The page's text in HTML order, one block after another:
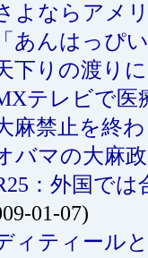
よならアメ
「あんはっぴ
下りの渡り
テレビで医
麻禁止を終
バマの大麻
：外国で
01-07)
ィティール